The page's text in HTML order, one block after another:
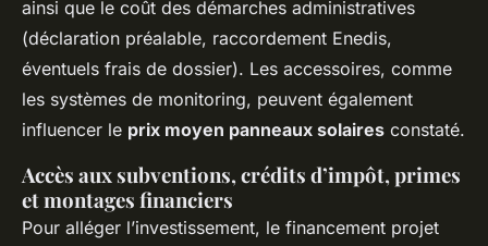
ainsi que le coût des démarches administratives
(déclaration préalable, raccordement Enedis,
éventuels frais de dossier). Les accessoires, comme
les systèmes de monitoring, peuvent également
influencer le prix moyen panneaux solaires constaté.
Accès aux subventions, crédits d’impôt, primes
et montages financiers
Pour alléger l’investissement, le financement projet